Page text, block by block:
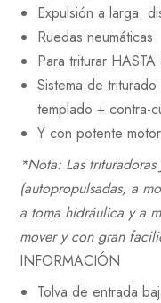
Expulsión a larga
Ruedas neumáticas
Para triturar
Sistema de
templado + contra-
Y con potente
*Nota: Las
(autopropulsadas, a
a toma hidráulica y a
mover y con gran
INFORMACIÓN
Tolva de entrada